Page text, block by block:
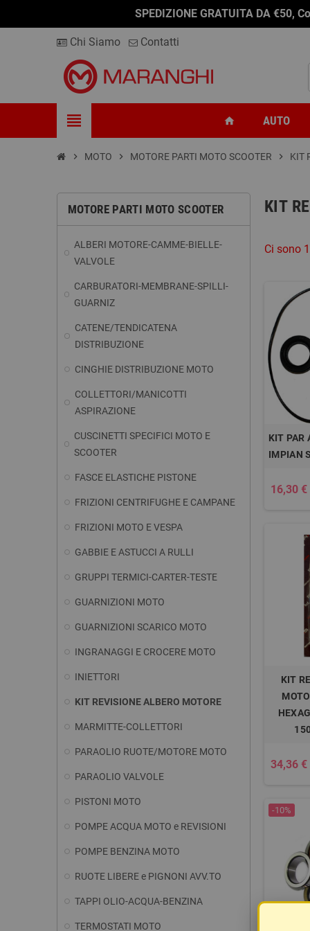
SPEDIZIONE GRATUITA DA €50,
Chi Siamo Contatti
view_headline home AUTO
chevron_right MOTO chevron_right MOTORE PARTI MOTO SCOOTER chevron_right KIT
MOTORE PARTI MOTO SCOOTER
ALBERI MOTORE-CAMME-BIELLE-
VALVOLE
CARBURATORI-MEMBRANE-SPILLI-
GUARNIZ
CATENE/TENDICATENA
DISTRIBUZIONE
CINGHIE DISTRIBUZIONE MOTO
COLLETTORI/MANICOTTI
ASPIRAZIONE
CUSCINETTI SPECIFICI MOTO E
SCOOTER
FASCE ELASTICHE PISTONE
FRIZIONI CENTRIFUGHE E CAMPANE
FRIZIONI MOTO E VESPA
GABBIE E ASTUCCI A RULLI
GRUPPI TERMICI-CARTER-TESTE
GUARNIZIONI MOTO
GUARNIZIONI SCARICO MOTO
INGRANAGGI E CROCERE MOTO
INIETTORI
KIT REVISIONE ALBERO MOTORE
MARMITTE-COLLETTORI
PARAOLIO RUOTE/MOTORE MOTO
PARAOLIO VALVOLE
PISTONI MOTO
POMPE ACQUA MOTO e REVISIONI
POMPE BENZINA MOTO
RUOTE LIBERE e PIGNONI AVV.TO
TAPPI OLIO-ACQUA-BENZINA
TERMOSTATI MOTO
KIT
Ci sono
KIT PAR
IMPIAN
16,30 €
KIT
34,36 €
-10%